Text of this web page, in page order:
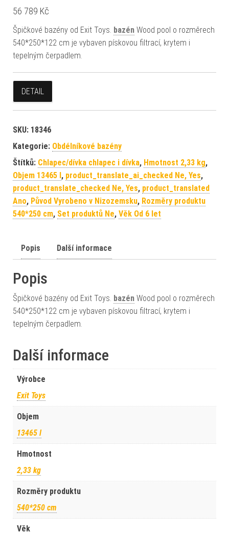
56 789 Kč
Špičkové bazény od Exit Toys. bazén Wood pool o rozměrech
540*250*122 cm je vybaven pískovou filtrací, krytem i
tepelným čerpadlem.
DETAIL
SKU: 18346
Kategorie: Obdélníkové bazény
Štítků: Chlapec/dívka chlapec i dívka, Hmotnost 2,33 kg,
Objem 13465 l, product_translate_ai_checked Ne, Yes,
product_translate_checked Ne, Yes, product_translated
Ano, Původ Vyrobeno v Nizozemsku, Rozměry produktu
540*250 cm, Set produktů Ne, Věk Od 6 let
Popis Další informace
Popis
Špičkové bazény od Exit Toys. bazén Wood pool o rozměrech
540*250*122 cm je vybaven pískovou filtrací, krytem i
tepelným čerpadlem.
Další informace
Výrobce
Exit Toys
Objem
13465 l
Hmotnost
2,33 kg
Rozměry produktu
540*250 cm
Věk